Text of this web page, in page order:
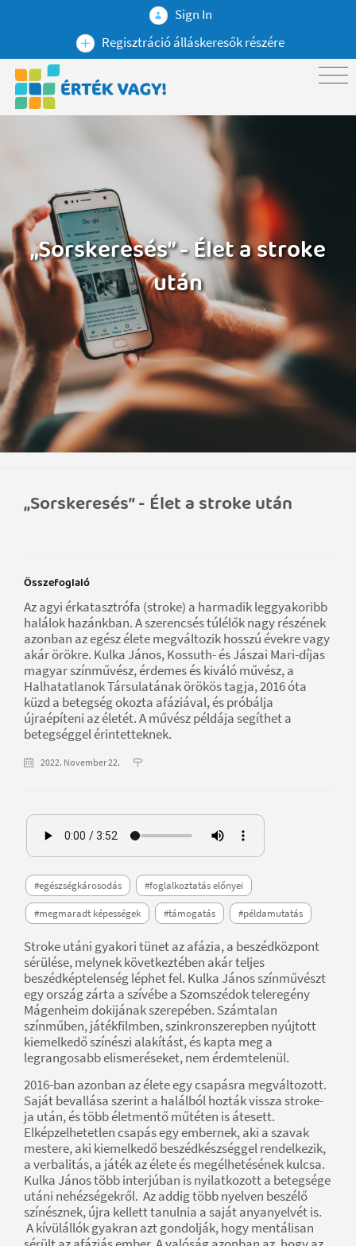
Sign In
Regisztráció álláskeresők részére
„Sorskeresés” - Élet a stroke
után
„Sorskeresés” - Élet a stroke után
Összefoglaló
Az agyi érkatasztrófa (stroke) a harmadik leggyakoribb
halálok hazánkban. A szerencsés túlélők nagy részének
azonban az egész élete megváltozik hosszú évekre vagy
akár örökre. Kulka János, Kossuth- és Jászai Mari-díjas
magyar színművész, érdemes és kiváló művész, a
Halhatatlanok Társulatának örökös tagja, 2016 óta
küzd a betegség okozta afáziával, és próbálja
újraépíteni az életét. A művész példája segíthet a
betegséggel érintetteknek.
2022. November 22.
#egészségkárosodás #foglalkoztatás előnyei
#megmaradt képességek #támogatás #példamutatás
Stroke utáni gyakori tünet az afázia, a beszédközpont
sérülése, melynek következtében akár teljes
beszédképtelenség léphet fel. Kulka János színművészt
egy ország zárta a szívébe a Szomszédok teleregény
Mágenheim dokijának szerepében. Számtalan
színműben, játékfilmben, szinkronszerepben nyújtott
kiemelkedő színészi alakítást, és kapta meg a
legrangosabb elismeréseket, nem érdemtelenül.
2016-ban azonban az élete egy csapásra megváltozott.
Saját bevallása szerint a halálból hozták vissza stroke-
ja után, és több életmentő műtéten is átesett.
Elképzelhetetlen csapás egy embernek, aki a szavak
mestere, aki kiemelkedő beszédkészséggel rendelkezik,
a verbalitás, a játék az élete és megélhetésének kulcsa.
Kulka János több interjúban is nyilatkozott a betegsége
utáni nehézségekről. Az addig több nyelven beszélő
színésznek, újra kellett tanulnia a saját anyanyelvét is.
A kívülállók gyakran azt gondolják, hogy mentálisan